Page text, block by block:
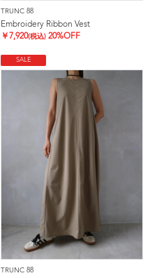
TRUNC 88
Embroidery Ribbon Vest
￥ 7,920(税込) 20%OFF
SALE
TRUNC 88